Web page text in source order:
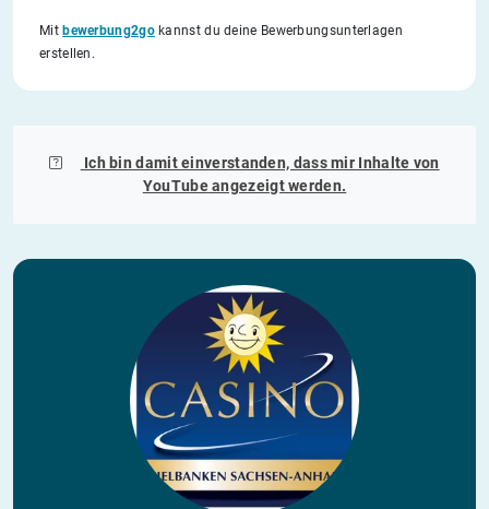
Mit bewerbung2gokannst du deine Bewerbungsunterlagen
erstellen.
Ich bin damit einverstanden, dass mir Inhalte von
YouTubeangezeigt werden.